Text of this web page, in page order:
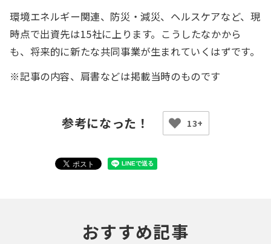
環境エネルギー関連、防災・減災、ヘルスケアなど、現
時点で出資先は15社に上ります。こうしたなかから
も、将来的に新たな共同事業が生まれていくはずです。
※記事の内容、肩書などは掲載当時のものです
13+
おすすめ記事